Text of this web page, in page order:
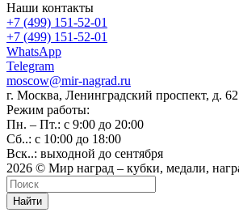
Наши контакты
+7 (499) 151-52-01
+7 (499) 151-52-01
WhatsApp
Telegram
moscow@mir-nagrad.ru
г. Москва, Ленинградский проспект, д.
Режим работы:
Пн. – Пт.: с 9:00 до 20:00
Сб..: с 10:00 до 18:00
Вск..: выходной до сентября
2026 © Мир наград – кубки, медали,
Найти